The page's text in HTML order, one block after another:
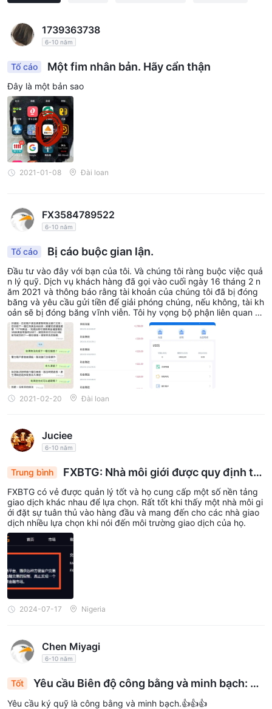
1739363738
6-10 năm
Tố cáo Một fim nhân bản. Hãy cẩn thận
Đây là một bản sao
2021-01-08 Đài loan
FX3584789522
6-10 năm
Tố cáo Bị cáo buộc gian lận.
Đầu tư vào đây với bạn của tôi. Và chúng tôi ràng buộc việc quả
n lý quỹ. Dịch vụ khách hàng đã gọi vào cuối ngày 16 tháng 2 n
ăm 2021 và thông báo rằng tài khoản của chúng tôi đã bị đóng
băng và yêu cầu gửi tiền để giải phóng chúng, nếu không, tài kh
oản sẽ bị đóng băng vĩnh viễn. Tôi hy vọng bộ phận liên quan có
thể giúp chúng tôi giải quyết vấn đề và thu hồi số tiền khó kiếm
được cho chúng tôi.
2021-02-20 Đài loan
Juciee
6-10 năm
Trung bình
FXBTG: Nhà môi giới được quy định tốt
với nhiều nền tảng giao dịch cho các nhà giao dịc
h
FXBTG có vẻ được quản lý tốt và họ cung cấp một số nền tảng
giao dịch khác nhau để lựa chọn. Rất tốt khi thấy một nhà môi gi
ới đặt sự tuân thủ vào hàng đầu và mang đến cho các nhà giao
dịch nhiều lựa chọn khi nói đến môi trường giao dịch của họ.
2024-07-17 Nigeria
Chen Miyagi
6-10 năm
Tốt
Yêu cầu Biên độ công bằng và minh bạch: Đả
m bảo Công bằng trong Giao dịch
Yêu cầu ký quỹ là công bằng và minh bạch.👍👍👍